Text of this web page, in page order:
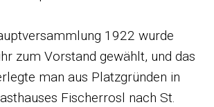
1922 wurde
zum Vorstand gewählt, und das
man aus Platzgründen in
Fischerrosl nach St.